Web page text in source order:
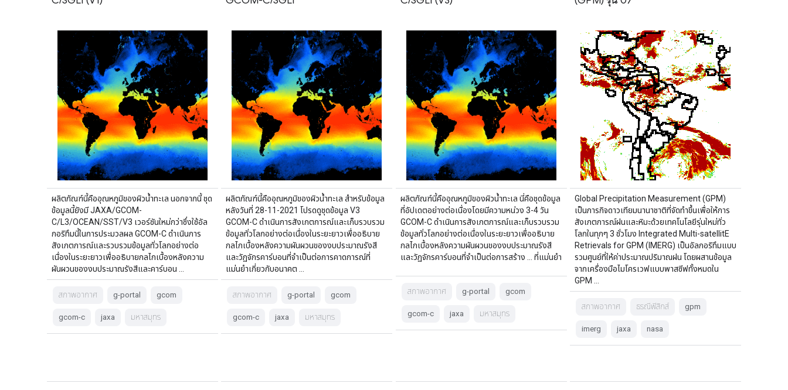
ผลิตภัณฑ์นี้คืออุณหภูมิของผิวน้ำทะเล นอกจากนี้ ชุด
ข้อมูลนี้ยังมี JAXA/GCOM-
C/L3/OCEAN/SST/V3 เวอร์ชันใหม่กว่าซึ่งใช้อัล
กอริทึมนี้ในการประมวลผล GCOM-C ดำเนินการ
สังเกตการณ์และรวบรวมข้อมูลทั่วโลกอย่างต่อ
เนื่องในระยะยาวเพื่ออธิบายกลไกเบื้องหลังความ
ผันผวนของงบประมาณรังสีและคาร์บอน …
สภาพอากาศ g-portal gcom
gcom-c jaxa มหาสมุทร
ผลิตภัณฑ์นี้คืออุณหภูมิของผิวน้ำทะเล สำหรับข้อมูล
หลังวันที่ 28-11-2021 โปรดดูชุดข้อมูล V3
GCOM-C ดำเนินการสังเกตการณ์และเก็บรวบรวม
ข้อมูลทั่วโลกอย่างต่อเนื่องในระยะยาวเพื่ออธิบาย
กลไกเบื้องหลังความผันผวนของงบประมาณรังสี
และวัฏจักรคาร์บอนที่จำเป็นต่อการคาดการณ์ที่
แม่นยำเกี่ยวกับอนาคต …
สภาพอากาศ g-portal gcom
gcom-c jaxa มหาสมุทร
ผลิตภัณฑ์นี้คืออุณหภูมิของผิวน้ำทะเล นี่คือชุดข้อมูล
ที่อัปเดตอย่างต่อเนื่องโดยมีความหน่วง 3-4 วัน
GCOM-C ดำเนินการสังเกตการณ์และเก็บรวบรวม
ข้อมูลทั่วโลกอย่างต่อเนื่องในระยะยาวเพื่ออธิบาย
กลไกเบื้องหลังความผันผวนของงบประมาณรังสี
และวัฏจักรคาร์บอนที่จำเป็นต่อการสร้าง … ที่แม่นยำ
สภาพอากาศ g-portal gcom
gcom-c jaxa มหาสมุทร
Global Precipitation Measurement (GPM)
เป็นภารกิจดาวเทียมนานาชาติที่จัดทำขึ้นเพื่อให้การ
สังเกตการณ์ฝนและหิมะด้วยเทคโนโลยีรุ่นใหม่ทั่ว
โลกในทุกๆ 3 ชั่วโมง Integrated Multi-satellitE
Retrievals for GPM (IMERG) เป็นอัลกอริทึมแบบ
รวมศูนย์ที่ให้ค่าประมาณปริมาณฝน โดยผสานข้อมูล
จากเครื่องมือไมโครเวฟแบบพาสซีฟทั้งหมดใน
GPM …
สภาพอากาศ ธรณีฟิสิกส์ gpm
imerg jaxa nasa